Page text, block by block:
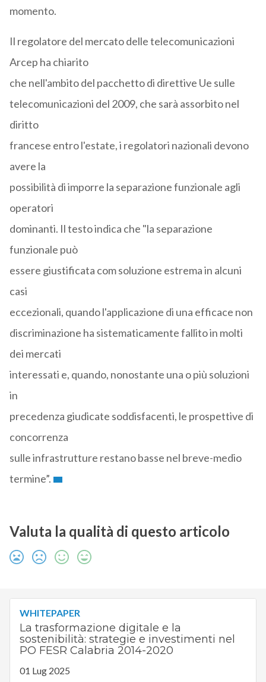
momento.
Il regolatore del mercato delle telecomunicazioni
Arcep ha chiarito
che nell'ambito del pacchetto di direttive Ue sulle
telecomunicazioni del 2009, che sarà assorbito nel
diritto
francese entro l'estate, i regolatori nazionali devono
avere la
possibilità di imporre la separazione funzionale agli
operatori
dominanti. Il testo indica che "la separazione
funzionale può
essere giustificata com soluzione estrema in alcuni
casi
eccezionali, quando l'applicazione di una efficace non
discriminazione ha sistematicamente fallito in molti
dei mercati
interessati e, quando, nonostante una o più soluzioni
in
precedenza giudicate soddisfacenti, le prospettive di
concorrenza
sulle infrastrutture restano basse nel breve-medio
termine”.
Valuta la qualità di questo articolo
WHITEPAPER
La trasformazione digitale e la
sostenibilità: strategie e investimenti nel
PO FESR Calabria 2014-2020
01 Lug 2025